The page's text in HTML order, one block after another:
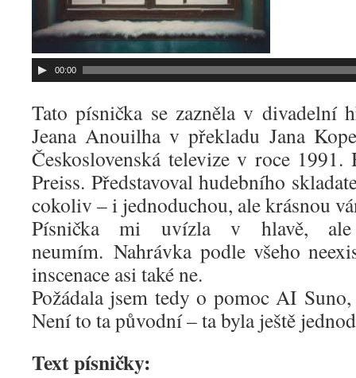
00:00
Tato písnička se zazněla v divadelní
Jeana Anouilha v překladu Jana
Československá televize v roce
Preiss. Představoval hudebního
cokoliv – i jednoduchou, ale krásnou
Písnička mi uvízla v hlavě,
neumím. Nahrávka podle všeho
inscenace asi také ne.
Požádala jsem tedy o pomoc AI
Není to ta původní – ta byla ještě
Text písničky: